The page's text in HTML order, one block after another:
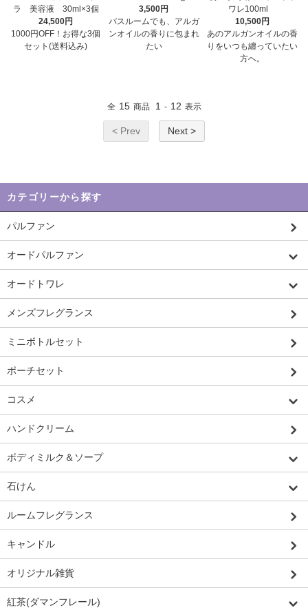
ラ 美容液 30ml×3個
24,500円
1000円OFF！お得な3個
セット(送料込み)
3,500円
バスルームでも、アルガ
ンオイルの香りに包まれ
たい
ワレ100ml
10,500円
あのアルガンオイルの香
りをいつも纏っていたい
方へ。
全 15 商品 1 - 12 表示
< Prev Next >
カテゴリーから探す
パルファン
オードパルファン
オードトワレ
メンズフレグランス
ミニボトルセット
ポーチセット
コスメ
ハンドクリーム
ボディミルク＆ソープ
石けん
ルームフレグランス
キャンドル
オリジナル雑貨
紅茶(ダマンフレール)